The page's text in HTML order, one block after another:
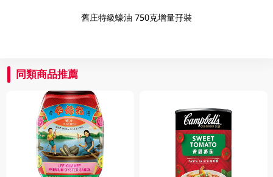
舊庄特級蠔油 750克增量孖裝
同類商品推薦